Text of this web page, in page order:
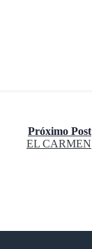
Próximo Post
EL CARMEN